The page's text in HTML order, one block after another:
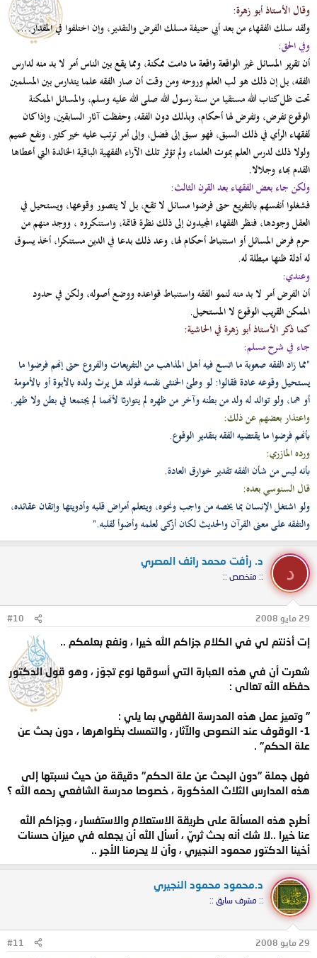
وقال الأستاذ أبو زهرة:
ولقد سلك الفقهاء من بعد أبي حنيفة مسلك الفرض والتقدير، وإن اختلفوا في المقدار....
وفي الحق:
أن تقرير المسائل غير الواقعة واقعة ما دامت ممكنة، ومما يقع بين الناس أمر لا بد منه لدارس
الفقه، بل إن ذلك هو لب العلم وروحه ومن وقت أن صار الفقه علما يتدارس بين المسلمين
تحت ظل كتاب الله مستقيا من سنة رسول الله صلى الله عليه وسلم، والمسائل الممكنة
الوقوع تفرض، وتفرض لها أحكام، وبذلك دون الفقه، وحفظت آثار السابقين، وإذا كان
لفقهاء الرأي في ذلك السبق، فهو سبق إلى فضل، وإلى أمر ترتب عليه خير كثير، ونفع عميم
ولولا ذلك لدرس العلم بموت العلماء ولم تؤثر تلك الآراء الفقهية الباقية الخالدة التي أعطاها
القدم بهاء وجلالا.
ولكن جاء بعض الفقهاء بعد القرن الثالث:
فشغلوا أنفسهم بالتفريع حتى فرضوا مسائل لا تقع، بل لا يتصور وقوعها، ويستحيل في
العقل وجودها، فنظر الفقهاء المجيدون إلى ذلك نظرة قاتمة، واستنكروه ، ووجد منهم من
حرم فرض المسائل أو استنباط أحكام لها، وعد ذلك بدعا في الدين مستنكرا، أخذ يسوق
له أدلة ظنها مبطلة له.
وعندي:
أن الفرض أمر لا بد منه لنمو الفقه واستنباط قواعده ووضع أصوله، ولكن في حدود
الممكن القريب الوقوع لا المستحيل.
كما ذكر الأستاذ أبو زهرة في الحاشية:
جاء في شرح مسلم:
"مما زاد الفقه صعوبة ما اتسع فيه أهل المذاهب من التفريعات والفروع حتى إنهم فرضوا ما
يستحيل وقوعه عادة فقالوا: لو وطئ الخنثى نفسه فولد هل يرث ولده بالأبوة أو بالأمومة
أو هما، ولو توالد له ولد من بطنه وآخر من ظهره لم يتوارثا لأنهما لم يجتمعا في بطن ولا ظهر.
واعتذار بعضهم عن ذلك:
بأنهم فرضوا ما يقتضيه الفقه بتقدير الوقوع.
ورده المازري:
بأنه ليس من شأن الفقه تقدير خوارق العادة.
قال السنوسي بعده:
ولو اشتغل الإنسان بما يخصه من واجب ونحوه، ويتعلم أمراض قلبه وأدويتها وإتقان عقائده،
والتفقه على معنى القرآن والحديث لكان أزكى لعلمه وأضوأ لقلبه."
د
د. رأفت محمد رائف المصري
:: متخصص ::
29 مايو 2008 #10
إت أذنتم لي في الكلام جزاكم الله خيرا ، ونفع بعلمكم ..
شعرت أن في هذه العبارة التي أسوقها نوع تجوّز ، وهو قول الدكتور
حفظه الله تعالى :
" وتميز عمل هذه المدرسة الفقهي بما يلي :
1- الوقوف عند النصوص والآثار ، والتمسك بظواهرها ، دون بحث عن
علة الحكم" .
فهل جملة "دون البحث عن علة الحكم" دقيقة من حيث نسبتها إلى
هذه المدارس الثلاث المذكورة ، خصوصا مدرسة الشافعي رحمه الله ؟
أطرح هذه المسألة على طريقة الاستعلام والاستفسار ، وجزاكم الله
عنا خيرا ..لا شك أنه بحث ثريّ ، أسأل الله أن يجعله في ميزان حسنات
أخينا الدكتور محمود النجيري ، وأن لا يحرمنا الأجر ..
د.محمود محمود النجيري
:: مشرف سابق ::
29 مايو 2008 #11